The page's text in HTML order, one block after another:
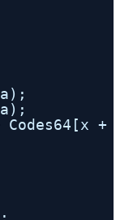
a);
a);
+